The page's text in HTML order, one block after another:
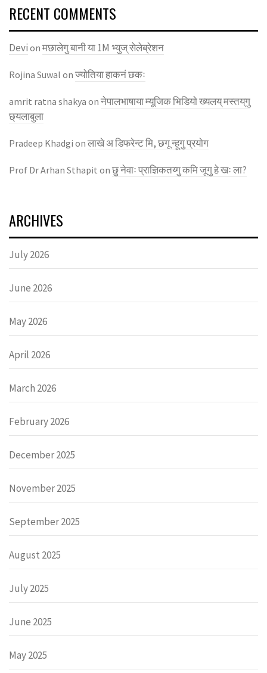
RECENT COMMENTS
Devi on मछालेगु बानी या 1M भ्युज् सेलेब्रेशन
Rojina Suwal on ज्याेतिया हाकनं छकः
amrit ratna shakya on नेपालभाषाया म्यूजिक भिडियाे ख्यलय् मस्तय्‌गु
छ्यलाबुला
Pradeep Khadgi on लाखे अ डिफरेन्ट मि, छगू न्हूगु प्रयाेग
Prof Dr Arhan Sthapit on छु नेवाः प्राज्ञिकतय्गु कमि जूगु हे खः ला?
ARCHIVES
July 2026
June 2026
May 2026
April 2026
March 2026
February 2026
December 2025
November 2025
September 2025
August 2025
July 2025
June 2025
May 2025